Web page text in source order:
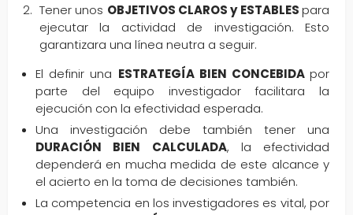
Tener unos OBJETIVOS CLAROS y ESTABLESpara
ejecutar la actividad de investigación. Esto
garantizara una línea neutra a seguir.
El definir una ESTRATEGÍA BIEN CONCEBIDA por
parte del equipo investigador facilitara la
ejecución con la efectividad esperada.
Una investigación debe también tener una
DURACIÓN BIEN CALCULADA, la efectividad
dependerá en mucha medida de este alcance y
el acierto en la toma de decisiones también.
La competencia en los investigadores es vital, por